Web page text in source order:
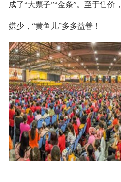
成了“大票子”“金条”。至于售价
嫌少，“黄鱼儿”多多益善！